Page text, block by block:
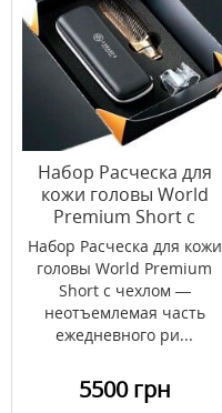
Набор Расческа для
кожи головы World
Premium Short с
чехлом (золото
шампань)
Набор Расческа для кожи
головы World Premium
Short с чехлом —
неотъемлемая часть
ежедневного ри...
5500 грн